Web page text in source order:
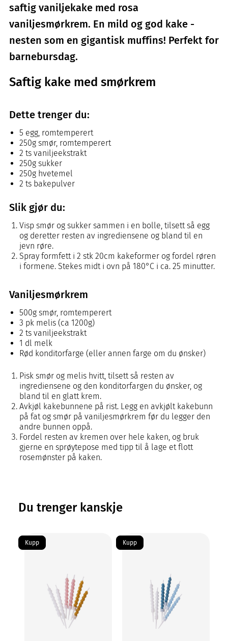
saftig vaniljekake med rosa
vaniljesmørkrem. En mild og god kake -
nesten som en gigantisk muffins! Perfekt for
barnebursdag.
Saftig kake med smørkrem
Dette trenger du:
5 egg, romtemperert
250g smør, romtemperert
2 ts vaniljeekstrakt
250g sukker
250g hvetemel
2 ts bakepulver
Slik gjør du:
Visp smør og sukker sammen i en bolle, tilsett så egg
og deretter resten av ingrediensene og bland til en
jevn røre.
Spray formfett i 2 stk 20cm kakeformer og fordel røren
i formene. Stekes midt i ovn på 180°C i ca. 25 minutter.
Vaniljesmørkrem
500g smør, romtemperert
3 pk melis (ca 1200g)
2 ts vaniljeekstrakt
1 dl melk
Rød konditorfarge (eller annen farge om du ønsker)
Pisk smør og melis hvitt, tilsett så resten av
ingrediensene og den konditorfargen du ønsker, og
bland til en glatt krem.
Avkjøl kakebunnene på rist. Legg en avkjølt kakebunn
på fat og smør på vaniljesmørkrem før du legger den
andre bunnen oppå.
Fordel resten av kremen over hele kaken, og bruk
gjerne en sprøytepose med tipp til å lage et flott
rosemønster på kaken.
Du trenger kanskje
Kupp Kupp